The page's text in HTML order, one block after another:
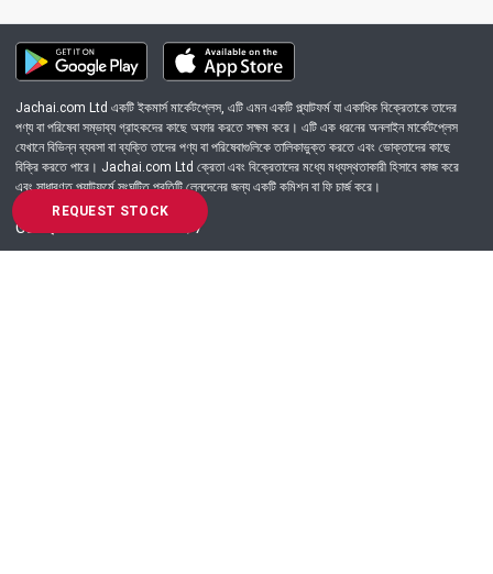
REQUEST STOCK
Jachai.com Ltd একটি ইকমার্স মার্কেটপ্লেস, এটি এমন একটি প্ল্যাটফর্ম যা একাধিক বিক্রেতাকে তাদের
পণ্য বা পরিষেবা সম্ভাব্য গ্রাহকদের কাছে অফার করতে সক্ষম করে। এটি এক ধরনের অনলাইন মার্কেটপ্লেস
যেখানে বিভিন্ন ব্যবসা বা ব্যক্তি তাদের পণ্য বা পরিষেবাগুলিকে তালিকাভুক্ত করতে এবং ভোক্তাদের কাছে
বিক্রি করতে পারে। Jachai.com Ltd ক্রেতা এবং বিক্রেতাদের মধ্যে মধ্যস্থতাকারী হিসাবে কাজ করে
এবং সাধারণত প্ল্যাটফর্মে সংঘটিত প্রতিটি লেনদেনের জন্য একটি কমিশন বা ফি চার্জ করে।
Got Question? Call us 24/7